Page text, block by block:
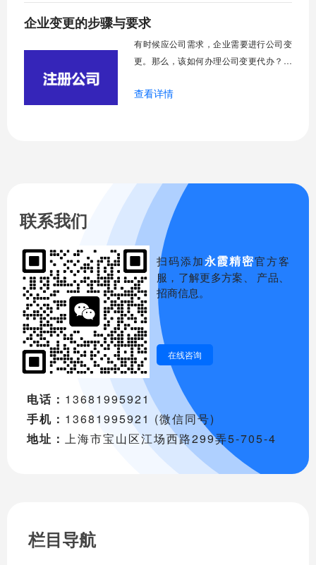
企业变更的步骤与要求
​有时候应公司需求，企业需要进行公司变
更。那么，该如何办理公司变更代办？需
将针对这些问题做出简要介绍，希望对大
查看详情
联系我们
扫码添加永霞精密官方客
服，了解更多方案、 产品、
招商信息。
在线咨询
电话： 13681995921
手机： 13681995921 (微信同号)
地址： 上海市宝山区江场西路299弄5-705-4
栏目导航